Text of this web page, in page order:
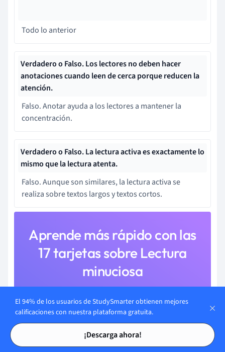
Tarjetas de estudio
Tarjetas de estudio
Todo lo anterior
Verdadero o Falso. Los lectores no deben hacer
anotaciones cuando leen de cerca porque reducen la
atención.
Falso. Anotar ayuda a los lectores a mantener la
concentración.
Verdadero o Falso. La lectura activa es exactamente lo
mismo que la lectura atenta.
Falso. Aunque son similares, la lectura activa se
realiza sobre textos largos y textos cortos.
Aprende más rápido con las
17 tarjetas sobre Lectura
minuciosa
Regístrate gratis para acceder a todas nuestras tarjetas.
El 94% de los usuarios de StudySmarter obtienen mejores
calificaciones con nuestra plataforma gratuita.
¡Descarga ahora!